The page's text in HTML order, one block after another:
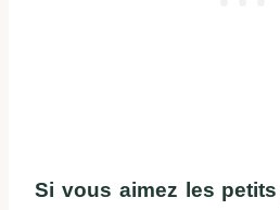
Si vous aimez les